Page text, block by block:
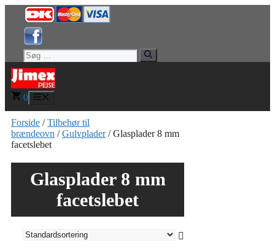
indhold
Søg
efter:
0
Forside /Tilbehør til
brændeovn /Gulvplader/ Glasplader 8 mm
facetslebet
Glasplader 8 mm
facetslebet